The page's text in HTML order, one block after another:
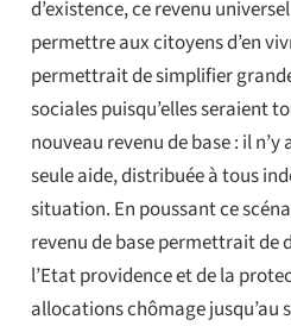
d’existence, ce revenu
permettre aux citoyens d’en
permettrait de simplifier
sociales puisqu’elles seraient
nouveau revenu de base : il
seule aide, distribuée à tous
situation. En poussant ce
revenu de base permettrait de
l’Etat providence et de la
allocations chômage jusqu’au